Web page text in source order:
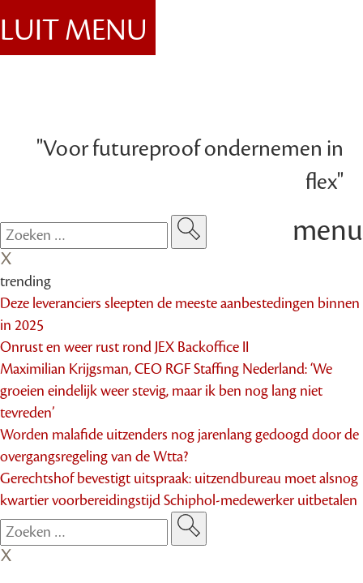
"Voor futureproof ondernemen in
flex"
MENU
menu
trending
Deze leveranciers sleepten de meeste aanbestedingen binnen
in 2025
Onrust en weer rust rond JEX Backoffice II
Maximilian Krijgsman, CEO RGF Staffing Nederland: ‘We
groeien eindelijk weer stevig, maar ik ben nog lang niet
tevreden’
Worden malafide uitzenders nog jarenlang gedoogd door de
overgangsregeling van de Wtta?
Gerechtshof bevestigt uitspraak: uitzendbureau moet alsnog
kwartier voorbereidingstijd Schiphol-medewerker uitbetalen